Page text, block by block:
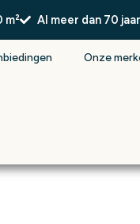
m² Al meer dan 70
Onze